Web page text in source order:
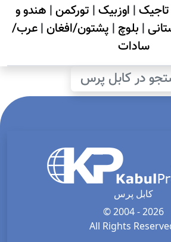
تاجیک| اوزبیک| تورکمن| هندو و
| بلوچ | پشتون/افغان|عرب/
سادات
در کابل پرس
کابل پرس
© 2004 - 2026
All Rights